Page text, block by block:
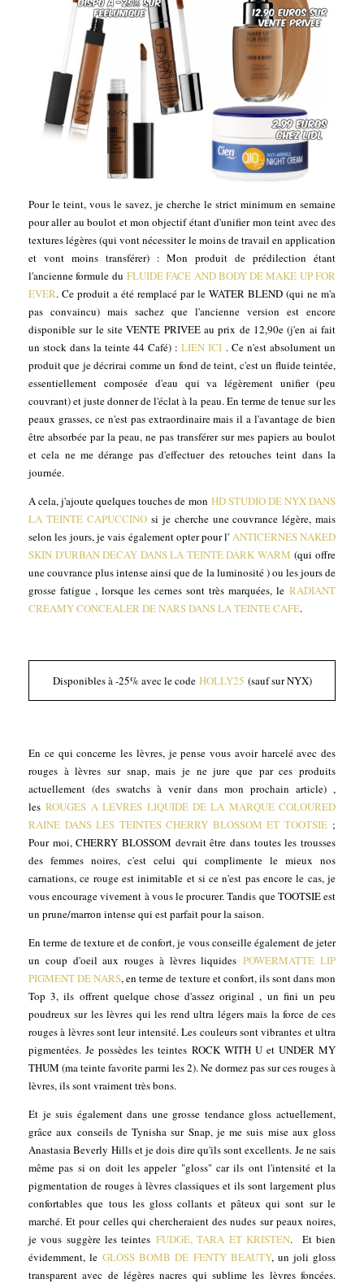
Pour le teint, vous le savez, je cherche le strict minimum en semaine
pour aller au boulot et mon objectif étant d'unifier mon teint avec des
textures légères (qui vont nécessiter le moins de travail en application
et vont moins transférer) : Mon produit de prédilection étant
l'ancienne formule du FLUIDE FACE AND BODY DE MAKE UP FOR
EVER. Ce produit a été remplacé par le WATER BLEND (qui ne m'a
pas convaincu) mais sachez que l'ancienne version est encore
disponible sur le site VENTE PRIVEE au prix de 12,90e (j'en ai fait
un stock dans la teinte 44 Café) :LIEN ICI . Ce n'est absolument un
produit que je décrirai comme un fond de teint, c'est un fluide teintée,
essentiellement composée d'eau qui va légèrement unifier (peu
couvrant) et juste donner de l'éclat à la peau. En terme de tenue sur les
peaux grasses, ce n'est pas extraordinaire mais il a l'avantage de bien
être absorbée par la peau, ne pas transférer sur mes papiers au boulot
et cela ne me dérange pas d'effectuer des retouches teint dans la
journée.
A cela, j'ajoute quelques touches de mon HD STUDIO DE NYX DANS
LA TEINTE CAPUCCINOsi je cherche une couvrance légère, mais
selon les jours, je vais également opter pour l' ANTICERNES NAKED
SKIN D'URBAN DECAY DANS LA TEINTE DARK WARM (qui offre
une couvrance plus intense ainsi que de la luminosité ) ou les jours de
grosse fatigue , lorsque les cernes sont très marquées, le RADIANT
CREAMY CONCEALER DE NARS DANS LA TEINTE CAFE.
Disponibles à -25% avec le code HOLLY25 (sauf sur NYX)
En ce qui concerne les lèvres, je pense vous avoir harcelé avec des
rouges à lèvres sur snap, mais je ne jure que par ces produits
actuellement (des swatchs à venir dans mon prochain article) ,
lesROUGES A LEVRES LIQUIDE DE LA MARQUE COLOURED
RAINE DANS LES TEINTES CHERRY BLOSSOM ET TOOTSIE;
Pour moi, CHERRY BLOSSOM devrait être dans toutes les trousses
des femmes noires, c'est celui qui complimente le mieux nos
carnations, ce rouge est inimitable et si ce n'est pas encore le cas, je
vous encourage vivement à vous le procurer. Tandis que TOOTSIE est
un prune/marron intense qui est parfait pour la saison.
En terme de texture et de confort, je vous conseille également de jeter
un coup d'oeil aux rouges à lèvres liquidesPOWERMATTE LIP
PIGMENT DE NARS, en terme de texture et confort, ils sont dans mon
Top 3, ils offrent quelque chose d'assez original , un fini un peu
poudreux sur les lèvres qui les rend ultra légers mais la force de ces
rouges à lèvres sont leur intensité. Les couleurs sont vibrantes et ultra
pigmentées. Je possèdes les teintes ROCK WITH U et UNDER MY
THUM (ma teinte favorite parmi les 2). Ne dormez pas sur ces rouges à
lèvres, ils sont vraiment très bons.
Et je suis également dans une grosse tendance gloss actuellement,
grâce aux conseils de Tynisha sur Snap, je me suis mise aux gloss
Anastasia Beverly Hills et je dois dire qu'ils sont excellents. Je ne sais
même pas si on doit les appeler "gloss" car ils ont l'intensité et la
pigmentation de rouges à lèvres classiques et ils sont largement plus
confortables que tous les gloss collants et pâteux qui sont sur le
marché. Et pour celles qui chercheraient des nudes sur peaux noires,
je vous suggère les teintes FUDGE, TARA ET KRISTEN. Et bien
évidemment, leGLOSS BOMB DE FENTY BEAUTY, un joli gloss
transparent avec de légères nacres qui sublime les lèvres foncées.